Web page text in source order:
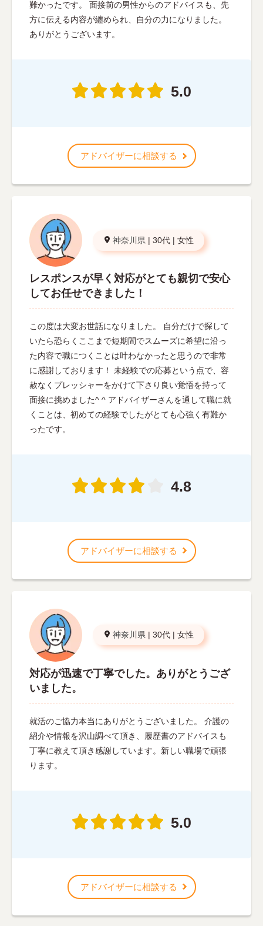
難かったです。 面接前の男性からのアドバイスも、先
方に伝える内容が纏められ、自分の力になりました。
ありがとうございます。
5.0
アドバイザーに相談する
神奈川県 | 30代 | 女性
レスポンスが早く対応がとても親切で安心
してお任せできました！
この度は大変お世話になりました。 自分だけで探して
いたら恐らくここまで短期間でスムーズに希望に沿っ
た内容で職につくことは叶わなかったと思うので非常
に感謝しております！ 未経験での応募という点で、容
赦なくプレッシャーをかけて下さり良い覚悟を持って
面接に挑めました^ ^ アドバイザーさんを通して職に就
くことは、初めての経験でしたがとても心強く有難か
ったです。
4.8
アドバイザーに相談する
神奈川県 | 30代 | 女性
対応が迅速で丁寧でした。ありがとうござ
いました。
就活のご協力本当にありがとうございました。 介護の
紹介や情報を沢山調べて頂き、履歴書のアドバイスも
丁寧に教えて頂き感謝しています。新しい職場で頑張
ります。
5.0
アドバイザーに相談する